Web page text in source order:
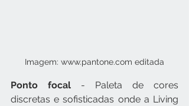
Imagem: www.pantone.com editada
Ponto focal - Paleta de cores
discretas e sofisticadas onde a Living